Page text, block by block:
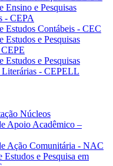
Ensino e Pesquisas
- CEPA
Estudos Contábeis - CEC
Estudos e Pesquisas
Estudos e Pesquisas
- CEPELL
Núcleos
Apoio Acadêmico –
Ação Comunitária - NAC
Estudos e Pesquisa em